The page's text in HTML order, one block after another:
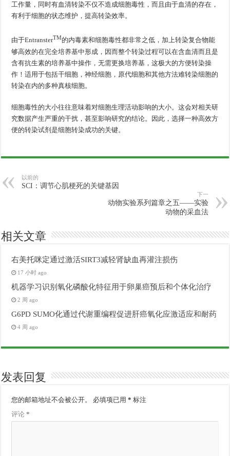
工作量，同时有血清转染不仅不造成细胞毒性，而且由于血清的存在，
有利于细胞的状态维护，提高转染效率。
由于EntransterTM的内毒素和细胞毒性都非常之低，加上转染复合物能
够高效的在完全培养基中形成，因而整个转染过程可以在含血清而且是
含有抗生素的培养基中操作，无需更换培养基，这极大的方便转染操
作！适用于包括干细胞，神经细胞，原代细胞和其他方法难转染细胞的
转染在内的多种真核细胞。
细胞毒性的大小往往意味着对细胞生理活动影响的大小。这会对相关研
究数据产生严重的干扰，甚至影响研究的结论。因此，选择一种高效方
便的转染试剂是细胞转染成功的关键。
以前的
SCI：调节心肌梗死的关键基因
下一
动物实验系列篇章之五——实验
动物的采血法
相关文章
右美托咪定通过激活SIRT3减轻肾缺血再灌注损伤
17 小时 ago
机器学习识别氧化磷酸化特征用于卵巢癌预后和个体化治疗
2 周 ago
G6PD SUMO化通过代谢重编程促进肝癌氧化应激适应和耐药
4 周 ago
发表回复
您的邮箱地址不会被公开。 必填项已用* 标注
评论*